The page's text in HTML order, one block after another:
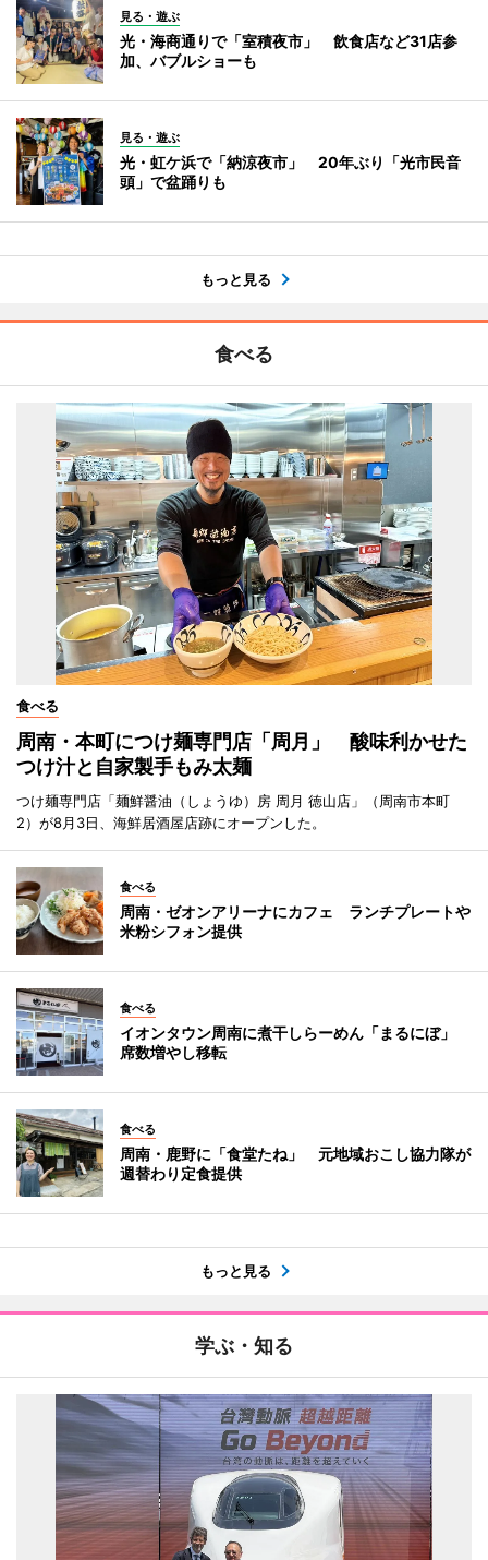
見る・遊ぶ
光・海商通りで「室積夜市」 飲食店など31店参
加、バブルショーも
見る・遊ぶ
光・虹ケ浜で「納涼夜市」 20年ぶり「光市民音
頭」で盆踊りも
もっと見る
食べる
食べる
周南・本町につけ麺専門店「周月」 酸味利かせた
つけ汁と自家製手もみ太麺
つけ麺専門店「麺鮮醤油（しょうゆ）房 周月 徳山店」（周南市本町
2）が8月3日、海鮮居酒屋店跡にオープンした。
食べる
周南・ゼオンアリーナにカフェ ランチプレートや
米粉シフォン提供
食べる
イオンタウン周南に煮干しらーめん「まるにぼ」
席数増やし移転
食べる
周南・鹿野に「食堂たね」 元地域おこし協力隊が
週替わり定食提供
もっと見る
学ぶ・知る